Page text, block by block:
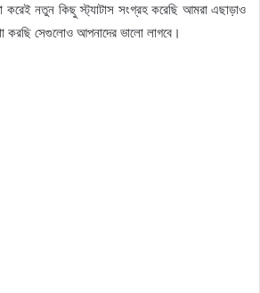
করেই নতুন কিছু স্ট্যাটাস সংগ্রহ করেছি আমরা এছাড়াও
করছি সেগুলোও আপনাদের ভালো লাগবে।